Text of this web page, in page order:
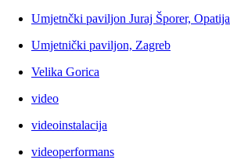
Umjetnčki paviljon Juraj Šporer, Opatija
Umjetnički paviljon, Zagreb
Velika Gorica
video
videoinstalacija
videoperformans